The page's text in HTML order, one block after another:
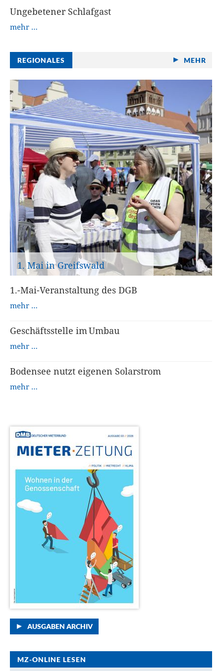
Ungebetener Schlafgast
mehr …
REGIONALES MEHR
1. Mai in Greifswald
1.-Mai-Veranstaltung des DGB
mehr …
Geschäftsstelle im Umbau
mehr …
Bodensee nutzt eigenen Solarstrom
mehr …
AUSGABEN ARCHIV
MZ-ONLINE LESEN